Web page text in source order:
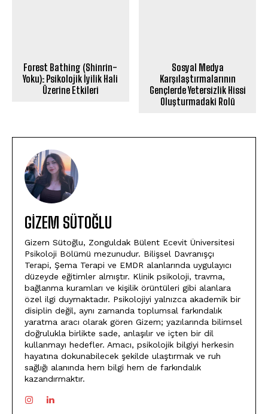
Forest Bathing (Shinrin-
Yoku): Psikolojik İyilik Hali
Üzerine Etkileri
Sosyal Medya
Karşılaştırmalarının
Gençlerde Yetersizlik Hissi
Oluşturmadaki Rolü
GIZEM SÜTOĞLU
Gizem Sütoğlu, Zonguldak Bülent Ecevit Üniversitesi
Psikoloji Bölümü mezunudur. Bilişsel Davranışçı
Terapi, Şema Terapi ve EMDR alanlarında uygulayıcı
düzeyde eğitimler almıştır. Klinik psikoloji, travma,
bağlanma kuramları ve kişilik örüntüleri gibi alanlara
özel ilgi duymaktadır. Psikolojiyi yalnızca akademik bir
disiplin değil, aynı zamanda toplumsal farkındalık
yaratma aracı olarak gören Gizem; yazılarında bilimsel
doğrulukla birlikte sade, anlaşılır ve içten bir dil
kullanmayı hedefler. Amacı, psikolojik bilgiyi herkesin
hayatına dokunabilecek şekilde ulaştırmak ve ruh
sağlığı alanında hem bilgi hem de farkındalık
kazandırmaktır.